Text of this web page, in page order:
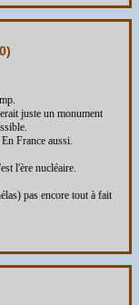
)
juste un monument
France aussi.
l'ère nucléaire.
pas encore tout à fait